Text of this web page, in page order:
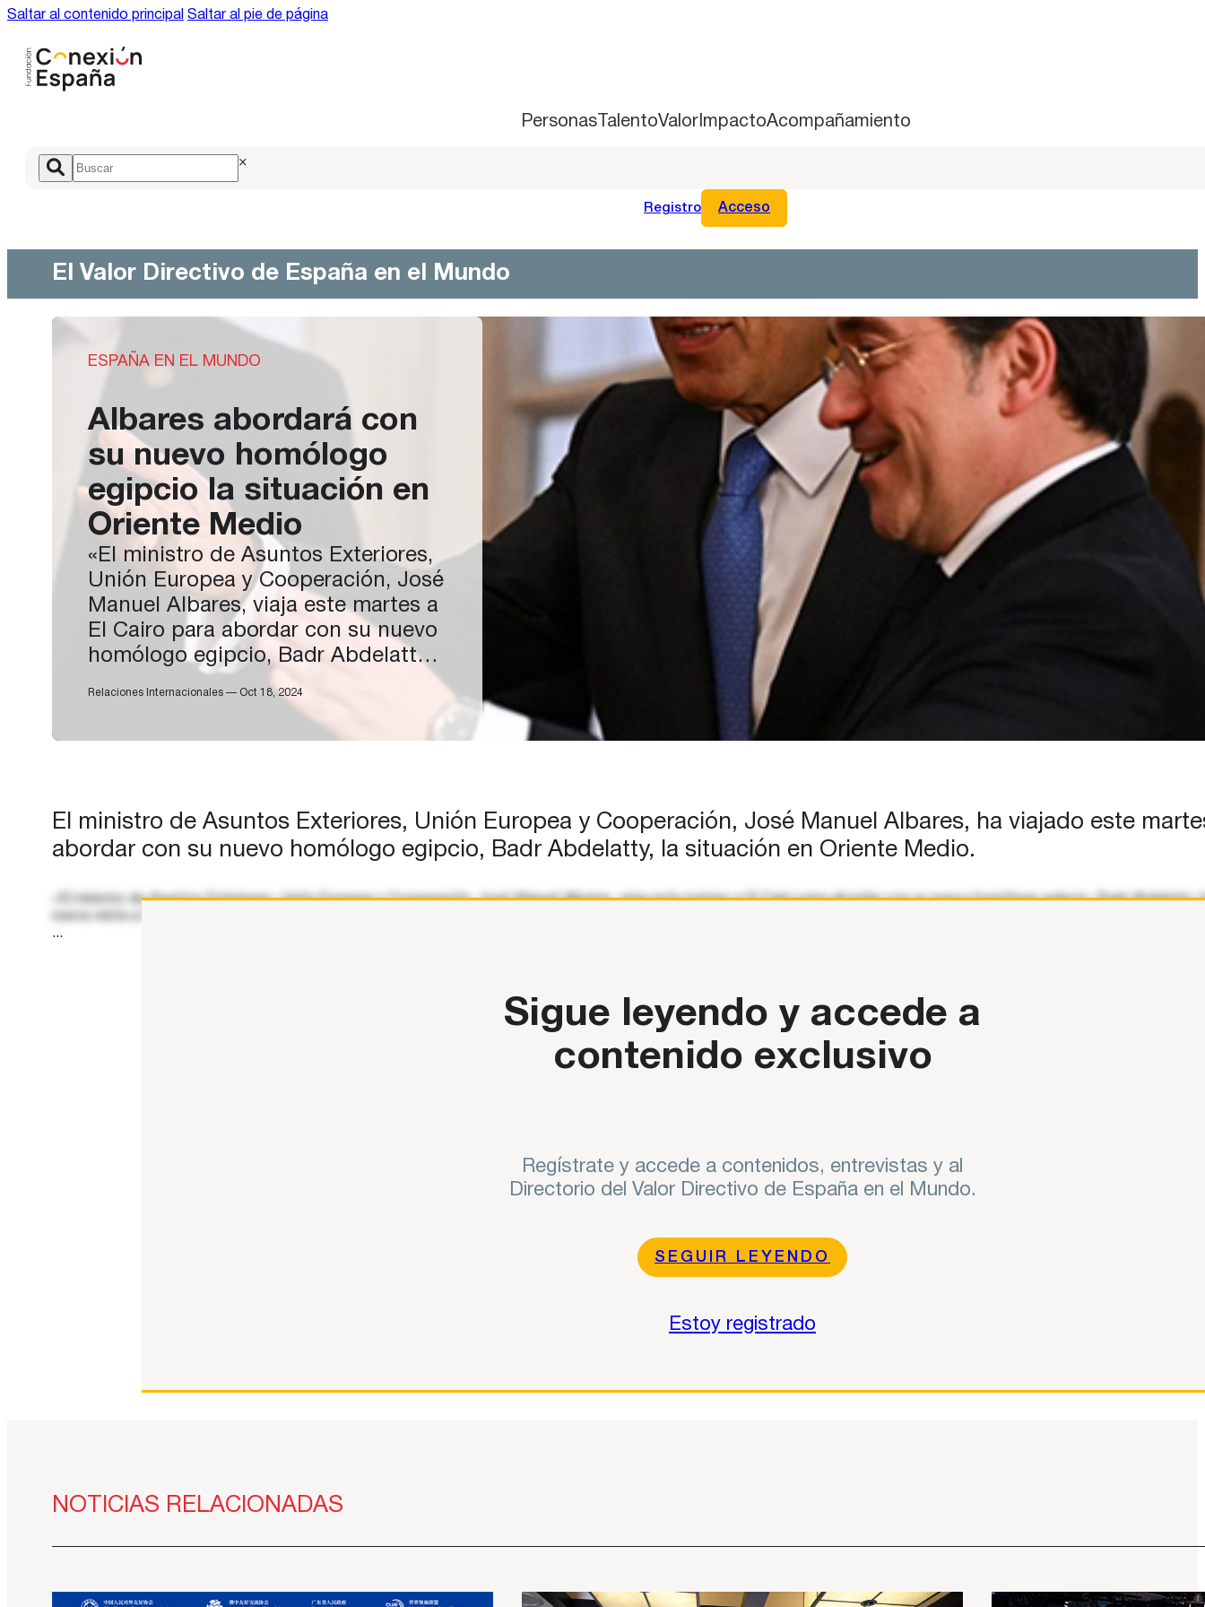
Saltar al contenido principal Saltar al pie de página
PersonasTalentoValorImpactoAcompañamiento
×
Registro Acceso
El Valor Directivo de España en el Mundo
ESPAÑA EN EL MUNDO
Albares abordará con
su nuevo homólogo
egipcio la situación en
Oriente Medio
«El ministro de Asuntos Exteriores,
Unión Europea y Cooperación, José
Manuel Albares, viaja este martes a
El Cairo para abordar con su nuevo
homólogo egipcio, Badr Abdelatty,
su nueva visita a El Cairo, después
de la del pasado 3 de junio y tras la
Relaciones Internacionales — Oct 18, 2024
El ministro de Asuntos Exteriores, Unión Europea y Cooperación, José Manuel Albares, ha viajado este
abordar con su nuevo homólogo egipcio, Badr Abdelatty, la situación en Oriente Medio.
«El ministro de Asuntos Exteriores, Unión Europea y Cooperación, José Manuel Albares, viaja este martes a El Cairo para abordar con su nuevo homólogo egipcio, Badr Abdelatty,
...
Sigue leyendo y accede a
contenido exclusivo
Regístrate y accede a contenidos, entrevistas y al
Directorio del Valor Directivo de España en el Mundo.
SEGUIR LEYENDO
Estoy registrado
NOTICIAS RELACIONADAS